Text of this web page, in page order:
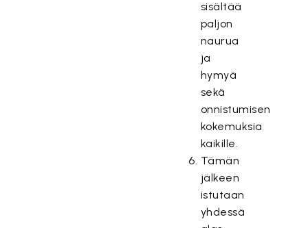
sisältää
paljon
naurua
ja
hymyä
sekä
onnistumisen
kokemuksia
kaikille.
Tämän
jälkeen
istutaan
yhdessä